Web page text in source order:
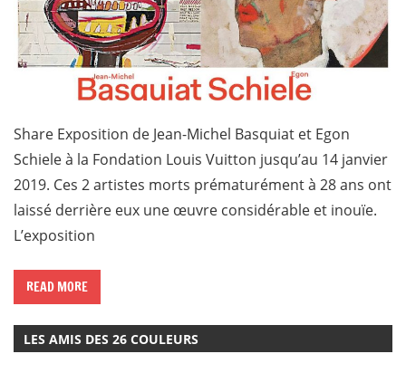
Share Exposition de Jean-Michel Basquiat et Egon
Schiele à la Fondation Louis Vuitton jusqu’au 14 janvier
2019. Ces 2 artistes morts prématurément à 28 ans ont
laissé derrière eux une œuvre considérable et inouïe.
L’exposition
READ MORE
LES AMIS DES 26 COULEURS